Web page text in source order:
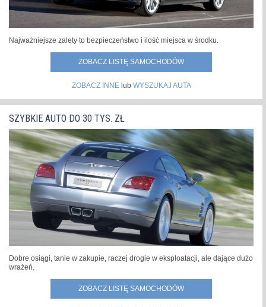
Najważniejsze zalety to bezpieczeństwo i ilość miejsca w środku.
ZOBACZ LISTĘ SAMOCHODÓW
ZOBACZ INNElub WYSZUKAJ AUTA
SZYBKIE AUTO DO 30 TYS. ZŁ
Dobre osiągi, tanie w zakupie, raczej drogie w eksploatacji, ale dające dużo
wrażeń.
ZOBACZ LISTĘ SAMOCHODÓW